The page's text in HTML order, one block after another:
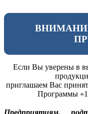
Если Вы уверены в
приглашаем Вас
Программы
Предприятиям,